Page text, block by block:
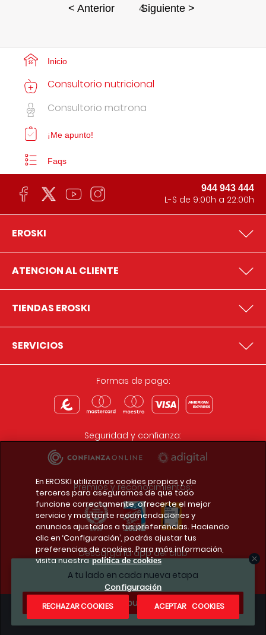
< Anterior 4
Siguiente >
A tu lado en cada nueva etapa
¿Te apuntas?
Inicio
Consultorio nutricional
Consultorio matrona
¡Me apunto!
Faqs
944 943 444
L-S de 9:00h a 22:00h
EROSKI
ATENCION AL CLIENTE
TIENDAS EROSKI
SERVICIOS
Formas de pago:
Seguridad y confianza:
Premios y reconocimientos:
Descarga la app del club
Condiciones legales
En EROSKI utilizamos cookies propias y de
terceros para asegurarnos de que todo
funcione correctamente, ofrecerte el mejor
servicio y mostrarte recomendaciones y
anuncios ajustados a tus preferencias. Haciendo
clic en ‘Configuración’, podrás ajustar tus
preferencias de cookies. Para más información,
visita nuestra política de cookies
Configuración
RECHAZAR COOKIES
ACEPTAR COOKIES